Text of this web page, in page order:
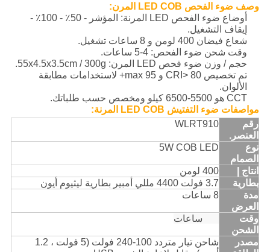
وصف ضوء الفحص LED COB المرن:
أوضاع ضوء الفحص LED المرنة: المؤشر - 50٪ - 100٪ -
إيقاف التشغيل.
شعاع فيضان 400 لومن و 8 ساعات تشغيل.
وقت شحن ضوء الفحص: 4-5 ساعات.
حجم / وزن ضوء فحص LED المرن: 55x4.5x3.5cm / 300g.
تم تخصيص CRI> 80 و max 95+ لاستخدامات مطابقة
الألوان.
CCT هو 5500-6500 كيلو ومخصص حسب طلباتك.
مواصفات ضوء التفتيش LED COB المرنة:
رقم
العنصر.
WLRT910
نوع
الصمام
5W COB LED
انتاج |
400 لومن
بطارية
3.7 فولت 4400 مللي أمبير بطارية ليثيوم أيون
مدة
العرض
8 ساعات
وقت
الشحن
مصدر
شاحن تيار متردد 100-240 فولت (5 فولت ، 1.2